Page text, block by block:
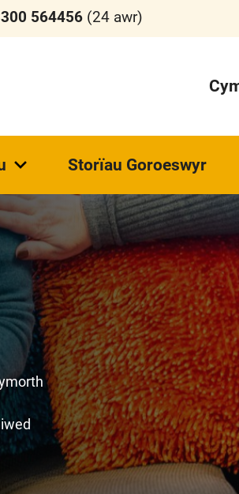
564456 (24 awr)
Storïau Goroeswyr